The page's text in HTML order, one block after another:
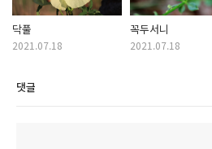
닥풀
2021.07.18
꼭두서니
2021.07.18
댓글